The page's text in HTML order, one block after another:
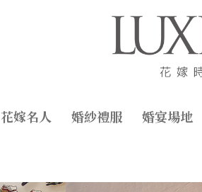
花嫁名人 婚紗禮服 婚宴場地